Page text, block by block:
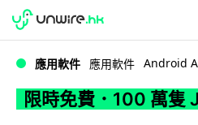
限時免費．100 萬
WWDC 2026
應用軟件 應用軟件 Android
限時免費．100 萬隻